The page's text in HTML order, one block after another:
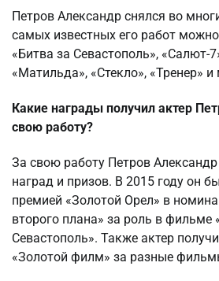
Петров Александр снялся во
самых известных его работ
«Битва за Севастополь», «Салют-
«Матильда», «Стекло», «Тренер»
Какие награды получил актер
свою работу?
За свою работу Петров
наград и призов. В 2015 году он
премией «Золотой Орел» в
второго плана» за роль в фильме
Севастополь». Также актер
«Золотой филм» за разные